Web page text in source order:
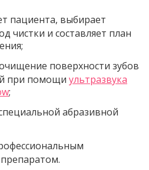
пациента, выбирает
чистки и составляет план
поверхности зубов
при помощи ультразвука
;
абразивной